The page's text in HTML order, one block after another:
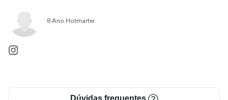
8 Ano Hotmarter
Dúvidas frequentes